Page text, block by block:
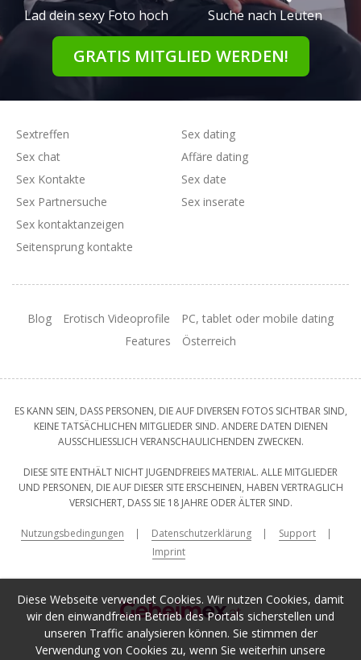
Lad dein sexy Foto hoch Suche nach Leuten
GRATIS MITGLIED WERDEN!
Diese Webseite verwendet Cookies. Wir nutzen Cookies, damit
wir den einwandfreien Betrieb des Portals sicherstellen und
unseren Traffic analysieren können. Sie stimmen der
Verwendung von Cookies zu, wenn Sie weiterhin unsere
Sextreffen
Sex chat
Sex Kontakte
Sex dating
Affäre dating
Sex date
Sex Partnersuche
Sex kontaktanzeigen
Seitensprung kontakte
Sex inserate
Blog Erotisch Videoprofile
PC, tablet oder mobile dating
Features
Österreich
ES KANN SEIN, DASS PERSONEN, DIE AUF DIVERSEN FOTOS SICHTBAR SIND,
KEINE TATSÄCHLICHEN MITGLIEDER SIND. ANDERE DATEN DIENEN
AUSSCHLIESSLICH VERANSCHAULICHENDEN ZWECKEN.
DIESE SITE ENTHÄLT NICHT JUGENDFREIES MATERIAL. ALLE MITGLIEDER
UND PERSONEN, DIE AUF DIESER SITE ERSCHEINEN, HABEN VERTRAGLICH
VERSICHERT, DASS SIE 18 JAHRE ODER ÄLTER SIND.
Nutzungsbedingungen Datenschutzerklärung
Support
Imprint